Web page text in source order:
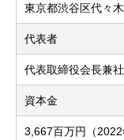
東京都渋谷区代々
代表者
代表取締役会長兼
資本金
3,667百万円（2022